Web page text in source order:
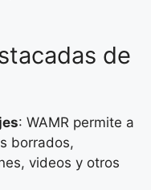
de
: WAMR permite a
borrados,
videos y otros